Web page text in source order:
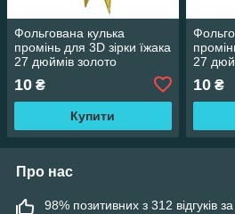
Фольгована кулька
промінь для 3D зірки їжака
27 дюймів золото
10 ₴
Купити
27
10₴
Про нас
98% позитивних з 312 відгуків за